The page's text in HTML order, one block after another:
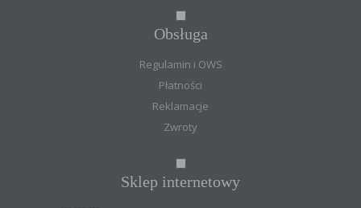
Obsługa
Regulamin i OWS
Płatności
Reklamacje
Zwroty
Sklep internetowy